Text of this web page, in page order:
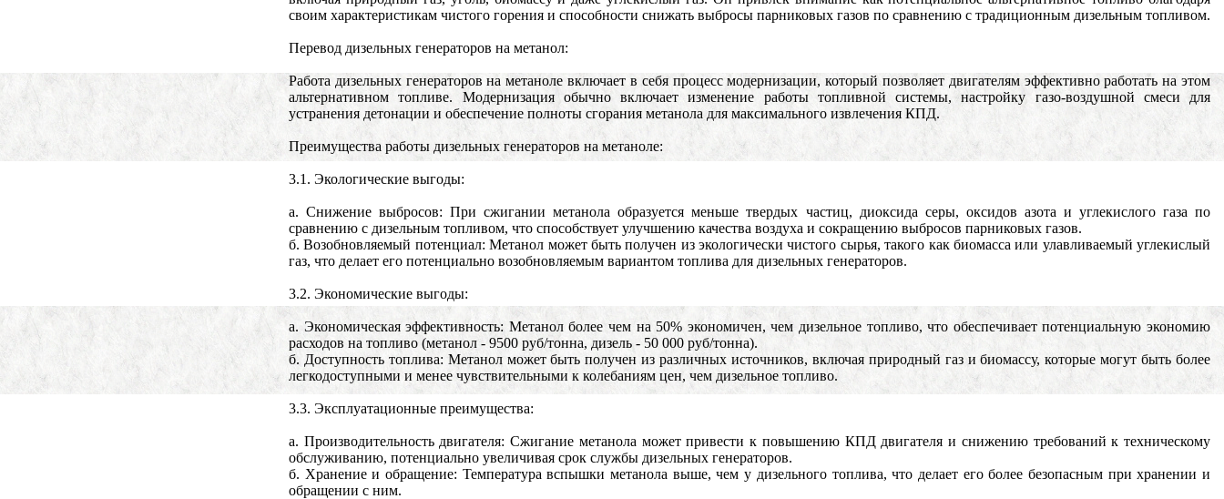
своим характеристикам чистого горения и способности снижать выбросы парниковых газов по сравнению с традиционным дизельным топливом.
Перевод дизельных генераторов на метанол:
Работа дизельных генераторов на метаноле включает в себя процесс модернизации, который позволяет двигателям эффективно работать на этом
альтернативном топливе. Модернизация обычно включает изменение работы топливной системы, настройку газо-воздушной смеси для
устранения детонации и обеспечение полноты сгорания метанола для максимального извлечения КПД.
Преимущества работы дизельных генераторов на метаноле:
3.1. Экологические выгоды:
a. Снижение выбросов: При сжигании метанола образуется меньше твердых частиц, диоксида серы, оксидов азота и углекислого газа по
сравнению с дизельным топливом, что способствует улучшению качества воздуха и сокращению выбросов парниковых газов.
б. Возобновляемый потенциал: Метанол может быть получен из экологически чистого сырья, такого как биомасса или улавливаемый углекислый
газ, что делает его потенциально возобновляемым вариантом топлива для дизельных генераторов.
3.2. Экономические выгоды:
a. Экономическая эффективность: Метанол более чем на 50% экономичен, чем дизельное топливо, что обеспечивает потенциальную экономию
расходов на топливо (метанол - 9500 руб/тонна, дизель - 50 000 руб/тонна).
б. Доступность топлива: Метанол может быть получен из различных источников, включая природный газ и биомассу, которые могут быть более
легкодоступными и менее чувствительными к колебаниям цен, чем дизельное топливо.
3.3. Эксплуатационные преимущества:
a. Производительность двигателя: Сжигание метанола может привести к повышению КПД двигателя и снижению требований к техническому
обслуживанию, потенциально увеличивая срок службы дизельных генераторов.
б. Хранение и обращение: Температура вспышки метанола выше, чем у дизельного топлива, что делает его более безопасным при хранении и
обращении с ним.